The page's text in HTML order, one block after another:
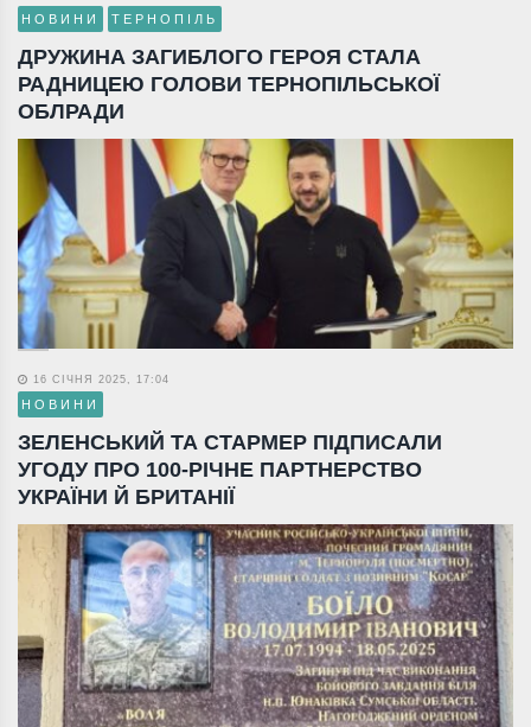
НОВИНИ ТЕРНОПІЛЬ
ДРУЖИНА ЗАГИБЛОГО ГЕРОЯ СТАЛА
РАДНИЦЕЮ ГОЛОВИ ТЕРНОПІЛЬСЬКОЇ
ОБЛРАДИ
16 СІЧНЯ 2025, 17:04
НОВИНИ
ЗЕЛЕНСЬКИЙ ТА СТАРМЕР ПІДПИСАЛИ
УГОДУ ПРО 100-РІЧНЕ ПАРТНЕРСТВО
УКРАЇНИ Й БРИТАНІЇ